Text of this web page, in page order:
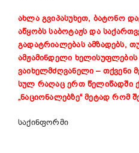
ახლა გვიპასუხეთ, ბატონო
აწყობს საბოტაჟს და
გადატრიალებას ამზადებს,
ამჟამინდელი
ვაიხელმძღვანელი – თქვენი
სულ რაღაც ერთ წელიწადში
„ნაციონალებზე“ მეტად რომ
საქინფორმი